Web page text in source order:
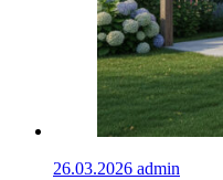
26.03.2026 admin